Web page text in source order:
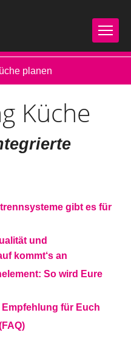
planen
Küche
gibt es für
und
kommt‘s an
So wird Eure
Empfehlung für Euch